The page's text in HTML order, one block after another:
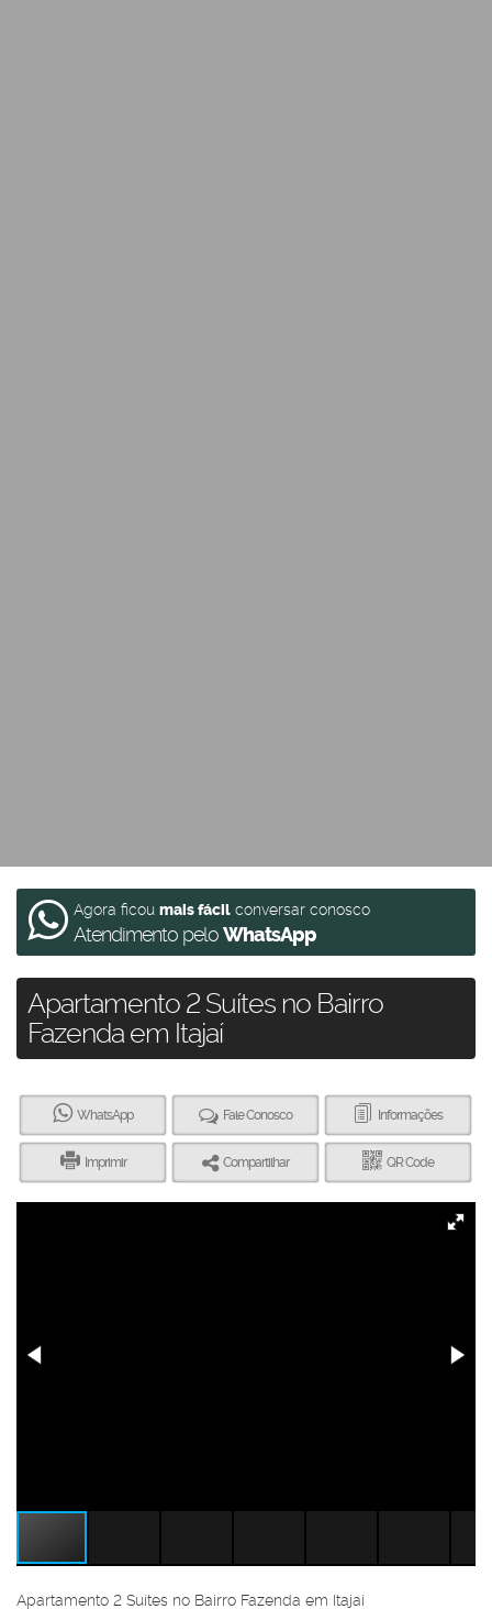
Agora ficou mais fácil conversar conosco
Atendimento peloWhatsApp
Apartamento 2 Suítes no Bairro
Fazenda em Itajaí
WhatsApp Fale Conosco Informações
Imprimir Compartilhar QR Code
Apartamento 2 Suítes no Bairro Fazenda em Itajaí